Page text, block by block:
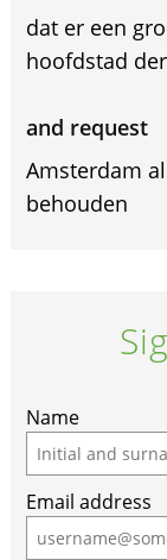
dat er een
hoofdstad
and request
Amsterdam
behouden
Name
Email address